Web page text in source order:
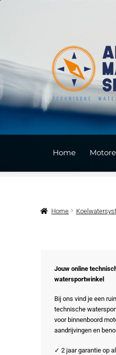
navigatie
inhoud
Home
Home
Jouw online
watersportwinkel
Bij ons vind je een
technische
voor binnenboord
aandrijvingen en
✓ 2 jaar garantie op